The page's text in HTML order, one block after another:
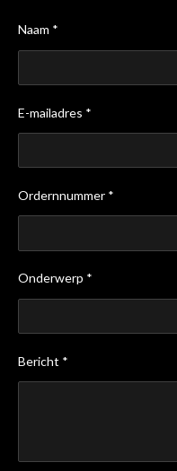
Naam *
E-mailadres *
Ordernnummer *
Onderwerp *
Bericht *